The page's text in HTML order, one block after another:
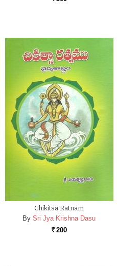
Chikitsa Ratnam
By Sri Jya Krishna Dasu
Rs. 200